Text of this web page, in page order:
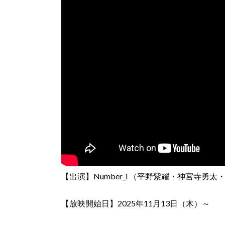
【出演】Number_i （平野紫耀・神宮寺勇太・
【放映開始日】2025年11月13日（木）～